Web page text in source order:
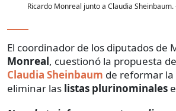
Ricardo Monreal junto a Claudia Sheinbaum.
El coordinador de los diputados de
Monreal, cuestionó la propuesta
Claudia Sheinbaum de reformar
eliminar las listas plurinominales